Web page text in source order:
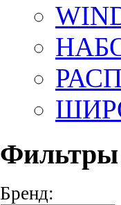
Фильтры
Бренд: